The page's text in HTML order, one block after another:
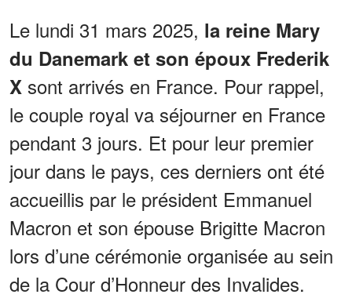
Le lundi 31 mars 2025, la reine Mary
du Danemark et son époux Frederik
X sont arrivés en France. Pour rappel,
le couple royal va séjourner en France
pendant 3 jours. Et pour leur premier
jour dans le pays, ces derniers ont été
accueillis par le président Emmanuel
Macron et son épouse Brigitte Macron
lors d’une cérémonie organisée au sein
de la Cour d’Honneur des Invalides.